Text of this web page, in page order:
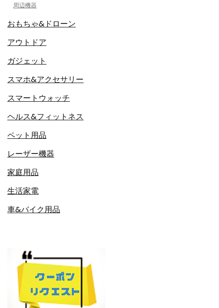
周辺機器
おもちゃ&ドローン
アウトドア
ガジェット
スマホ&アクセサリー
スマートウォッチ
ヘルス&フィットネス
ペット用品
レーザー機器
家庭用品
生活家電
車&バイク用品